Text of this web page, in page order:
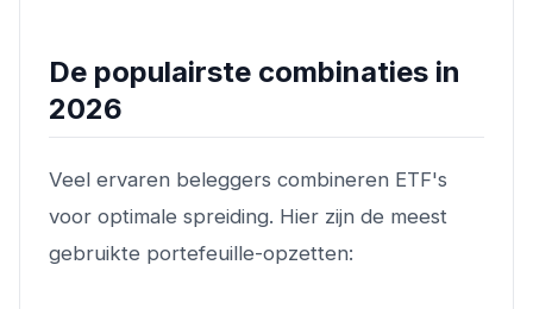
De populairste combinaties in
2026
Veel ervaren beleggers combineren ETF's
voor optimale spreiding. Hier zijn de meest
gebruikte portefeuille-opzetten: